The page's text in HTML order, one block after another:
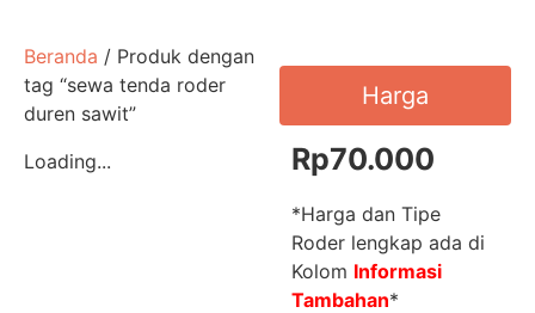
Beranda / Produk dengan
tag “sewa tenda roder
duren sawit”
Loading...
Harga
Rp70.000
*Harga dan Tipe
Roder lengkap ada di
Kolom Informasi
Tambahan*